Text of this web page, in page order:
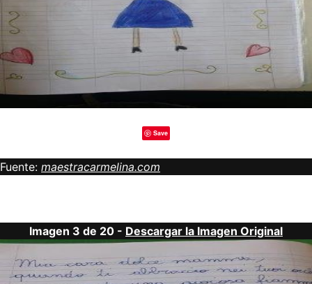
Save
Fuente: maestracarmelina.com
Imagen 3 de 20 - Descargar la Imagen Original